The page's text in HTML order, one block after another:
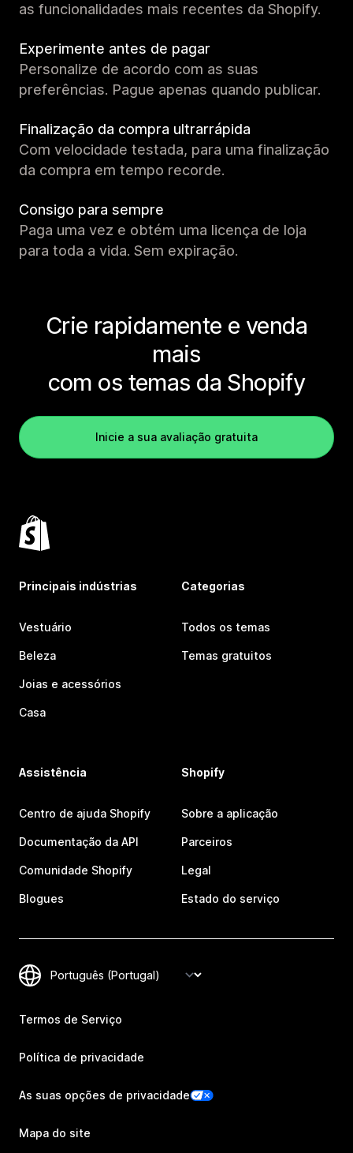
as funcionalidades mais recentes da Shopify.
Experimente antes de pagar
Personalize de acordo com as suas
preferências. Pague apenas quando publicar.
Finalização da compra ultrarrápida
Com velocidade testada, para uma finalização
da compra em tempo recorde.
Consigo para sempre
Paga uma vez e obtém uma licença de loja
para toda a vida. Sem expiração.
Crie rapidamente e venda
mais
com os temas da Shopify
Inicie a sua avaliação gratuita
Principais indústrias
Vestuário
Beleza
Joias e acessórios
Casa
Categorias
Todos os temas
Temas gratuitos
Assistência
Centro de ajuda Shopify
Documentação da API
Comunidade Shopify
Blogues
Shopify
Sobre a aplicação
Parceiros
Legal
Estado do serviço
Termos de Serviço
Política de privacidade
As suas opções de privacidade
Mapa do site